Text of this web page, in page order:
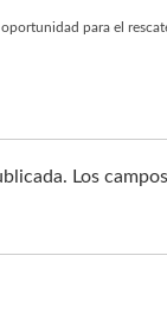
para el
Los